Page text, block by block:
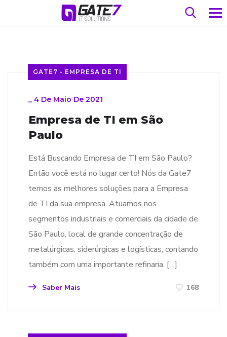
GATE7 - EMPRESA DE TI
_ 4 De Maio De 2021
Empresa de TI em São
Paulo
Está Buscando Empresa de TI em São Paulo?
Então você está no lugar certo! Nós da Gate7
temos as melhores soluções para a Empresa
de TI da sua empresa. Atuamos nos
segmentos industriais e comerciais da cidade de
São Paulo, local de grande concentração de
metalúrgicas, siderúrgicas e logísticas, contando
também com uma importante refinaria. […]
Saber Mais 168